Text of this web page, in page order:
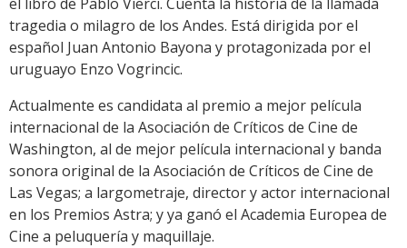
tragedia o milagro de los Andes. Está dirigida por el
español Juan Antonio Bayona y protagonizada por el
uruguayo Enzo Vogrincic.
Actualmente es candidata al premio a mejor película
internacional de la Asociación de Críticos de Cine de
Washington, al de mejor película internacional y banda
sonora original de la Asociación de Críticos de Cine de
Las Vegas; a largometraje, director y actor internacional
en los Premios Astra; y ya ganó el Academia Europea de
Cine a peluquería y maquillaje.